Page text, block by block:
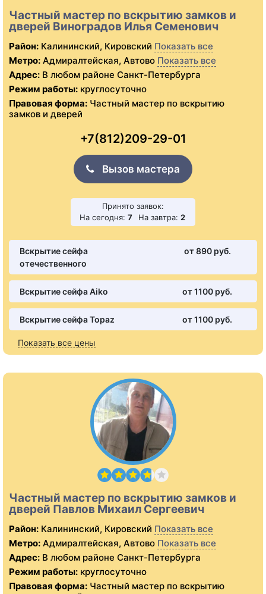
Частный мастер по вскрытию замков и
дверей Виноградов Илья Семенович
Район: Калининский, Кировский Показать все
Метро: Адмиралтейская, Автово Показать все
Адрес: В любом районе Санкт-Петербурга
Режим работы: круглосуточно
Правовая форма: Частный мастер по вскрытию
замков и дверей
+7(812)209-29-01
Вызов мастера
Принято заявок:
На сегодня: 7 На завтра: 2
Вскрытие сейфа
отечественного
от 890 pуб.
Вскрытие сейфа Aiko от 1100 pуб.
Вскрытие сейфа Topaz от 1100 pуб.
Показать все цены
Частный мастер по вскрытию замков и
дверей Павлов Михаил Сергеевич
Район: Калининский, Кировский Показать все
Метро: Адмиралтейская, Автово Показать все
Адрес: В любом районе Санкт-Петербурга
Режим работы: круглосуточно
Правовая форма: Частный мастер по вскрытию